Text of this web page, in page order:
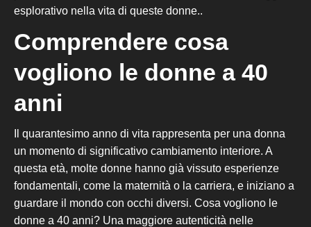
esplorativo nella vita di queste donne..
Comprendere cosa
vogliono le donne a 40
anni
Il quarantesimo anno di vita rappresenta per una donna
un momento di significativo cambiamento interiore. A
questa età, molte donne hanno già vissuto esperienze
fondamentali, come la maternità o la carriera, e iniziano a
guardare il mondo con occhi diversi. Cosa vogliono le
donne a 40 anni? Una maggiore autenticità nelle